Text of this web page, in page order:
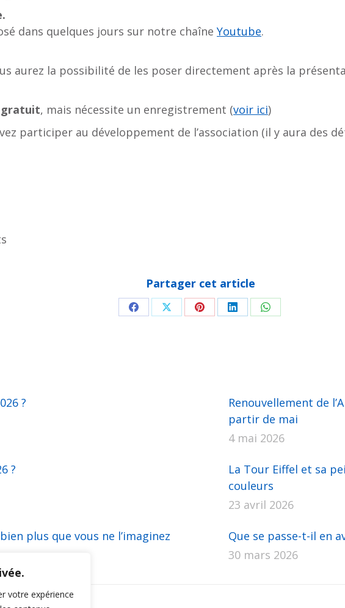
votre expérience
dans quelques jours sur notre chaîne Youtube.
aurez la possibilité de les poser directement après la
gratuit, mais nécessite un enregistrement (voir ici)
participer au développement de l’association (il y aura des
Partager cet article
PartagerPartagerPartagerPartagerPartager
?
Renouvellement de
partir de mai
4 mai 2026
?
La Tour Eiffel et sa
couleurs
23 avril 2026
plus que vous ne l’imaginez
Que se passe-t-il en
30 mars 2026